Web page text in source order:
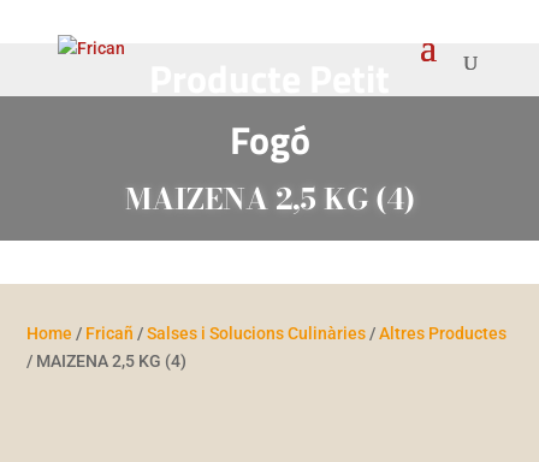
Fogó
MAIZENA 2,5 KG (4)
Home / Fricañ /Salses i Solucions Culinàries /Altres Productes
/ MAIZENA 2,5 KG (4)